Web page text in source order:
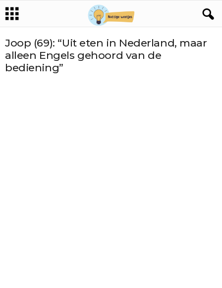
Joop (69): “Uit eten in Nederland, maar
alleen Engels gehoord van de
bediening”